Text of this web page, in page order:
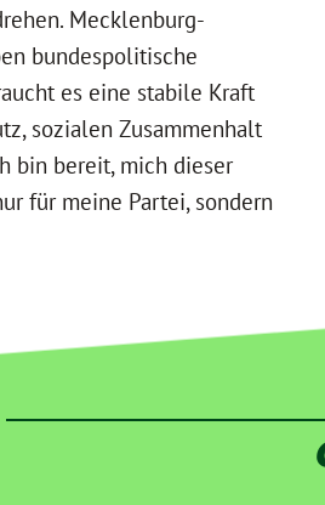
Mecklenburg-
bundespolitische
es eine stabile Kraft
sozialen Zusammenhalt
bin bereit, mich dieser
für meine Partei, sondern